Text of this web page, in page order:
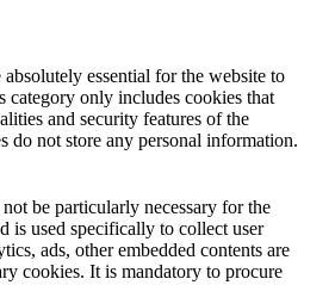
absolutely essential for the website to
category only includes cookies that
and security features of the
do not store any personal information.
be particularly necessary for the
is used specifically to collect user
ads, other embedded contents are
cookies. It is mandatory to procure